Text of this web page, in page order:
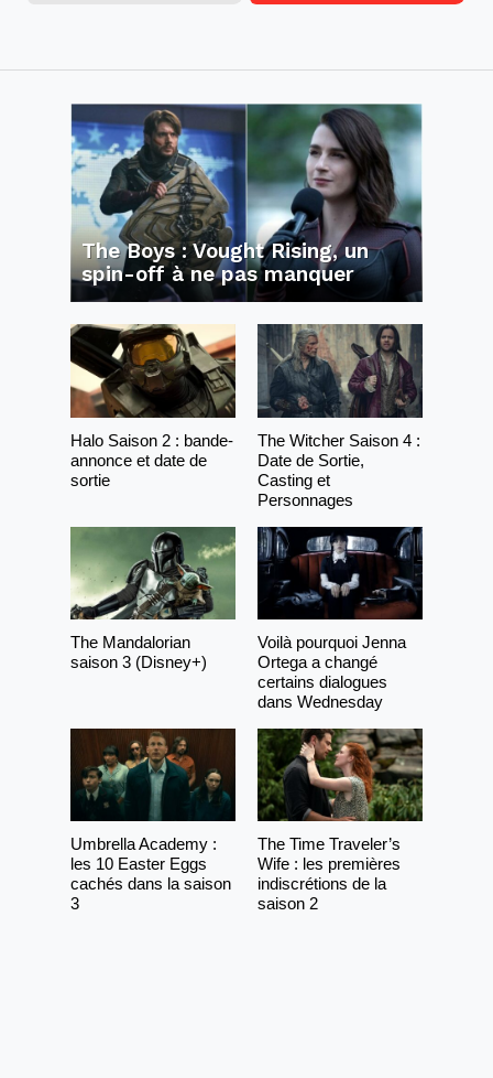
The Boys : Vought Rising, un
spin-off à ne pas manquer
Halo Saison 2 : bande-
annonce et date de
sortie
The Witcher Saison 4 :
Date de Sortie,
Casting et
Personnages
The Mandalorian
saison 3 (Disney+)
Voilà pourquoi Jenna
Ortega a changé
certains dialogues
dans Wednesday
Umbrella Academy :
les 10 Easter Eggs
cachés dans la saison
3
The Time Traveler’s
Wife : les premières
indiscrétions de la
saison 2